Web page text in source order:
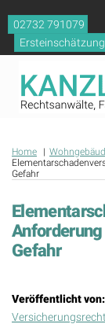
content
02732 791079
Ersteinschätzung
Home
Gefahr
Gefahr
Veröffentlicht von: